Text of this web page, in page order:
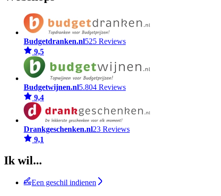
Budgetdranken.nl525 Reviews
9,5
Budgetwijnen.nl5.804 Reviews
9,4
Drankgeschenken.nl23 Reviews
9,1
Ik wil...
Een geschil indienen